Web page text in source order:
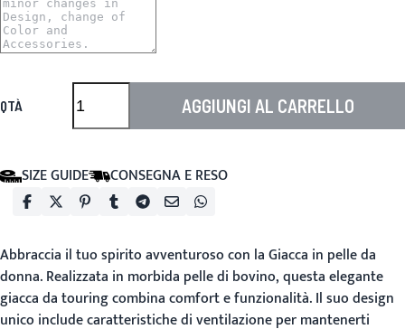
QTÀ AGGIUNGI AL CARRELLO
SIZE GUIDE CONSEGNA E RESO
Abbraccia il tuo spirito avventuroso con laGiacca in pelle da
donna. Realizzata in morbida pelle di bovino, questa elegante
giacca da touring combina comfort e funzionalità. Il suo design
unico include caratteristiche di ventilazione per mantenerti